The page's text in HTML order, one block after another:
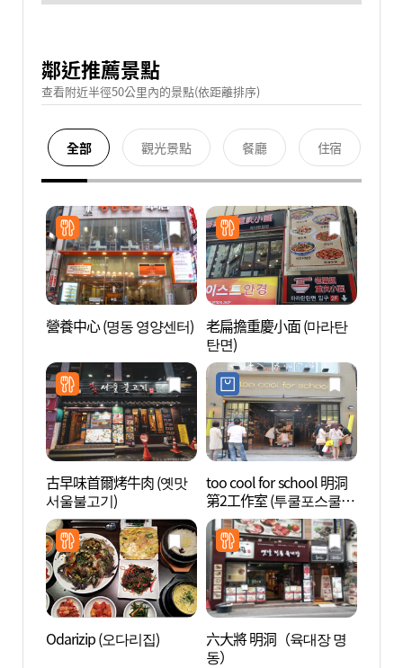
鄰近推薦景點
查看附近半徑50公里內的景點(依距離排序)
全部 觀光景點 餐廳 住宿
營養中心 (명동 영양센터) 老扁擔重慶小面 (마라탄
탄면)
古早味首爾烤牛肉 (옛맛
서울불고기)
too cool for school 明洞
第2工作室 (투쿨포스쿨
명동제2작업실)
Odarizip (오다리집)
六大將 明洞（육대장 명
동）